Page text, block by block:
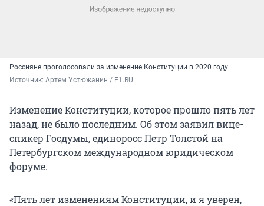
Россияне проголосовали за изменение Конституции в 2020 году
Источник: Артем Устюжанин / E1.RU
Изменение Конституции, которое прошло пять лет
назад, не было последним. Об этом заявил вице-
спикер Госдумы, единоросс Петр Толстой на
Петербургском международном юридическом
форуме.
«Пять лет изменениям Конституции, и я уверен,